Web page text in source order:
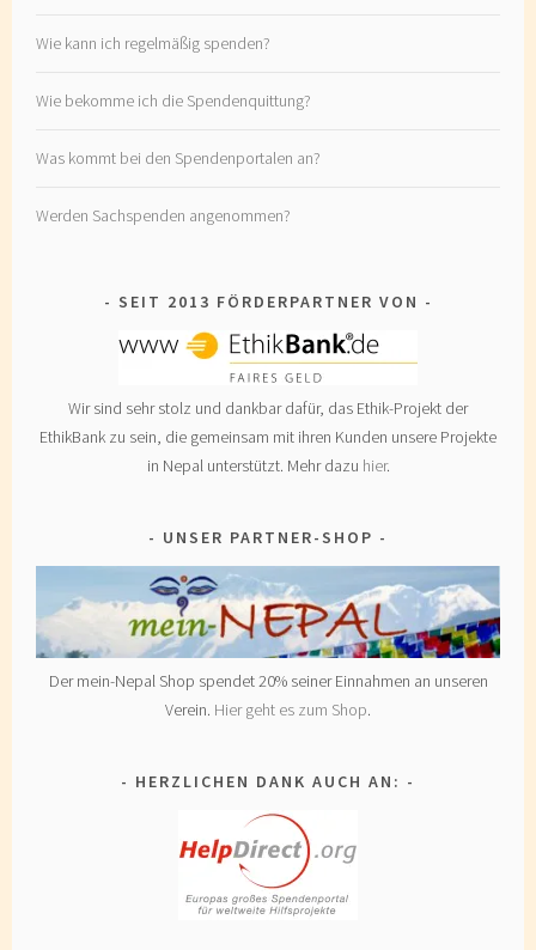
Wie kann ich regelmäßig spenden?
Wie bekomme ich die Spendenquittung?
Was kommt bei den Spendenportalen an?
Werden Sachspenden angenommen?
SEIT 2013 FÖRDERPARTNER VON
Wir sind sehr stolz und dankbar dafür, das Ethik-Projekt der
EthikBank zu sein, die gemeinsam mit ihren Kunden unsere Projekte
in Nepal unterstützt. Mehr dazu hier.
UNSER PARTNER-SHOP
Der mein-Nepal Shop spendet 20% seiner Einnahmen an unseren
Verein. Hier geht es zum Shop.
HERZLICHEN DANK AUCH AN: